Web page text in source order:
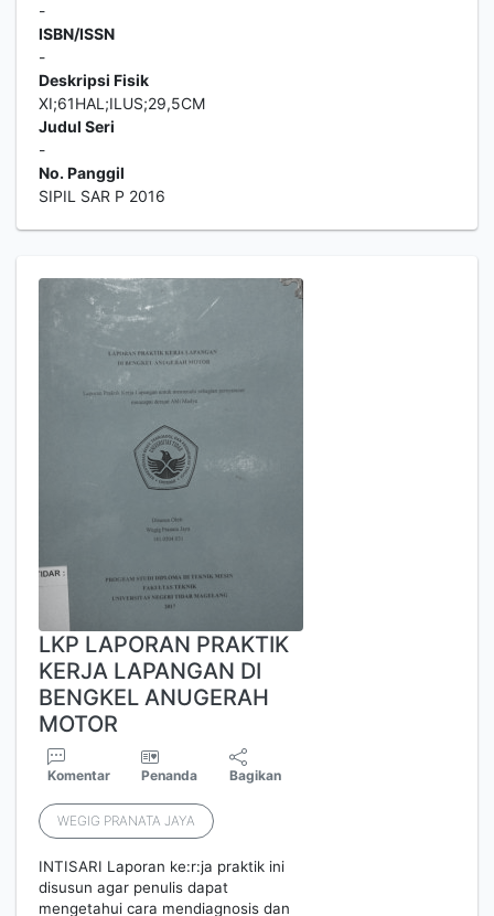
-
ISBN/ISSN
-
Deskripsi Fisik
XI;61HAL;ILUS;29,5CM
Judul Seri
-
No. Panggil
SIPIL SAR P 2016
LKP LAPORAN PRAKTIK
KERJA LAPANGAN DI
BENGKEL ANUGERAH
MOTOR
Komentar Penanda Bagikan
WEGIG PRANATA JAYA
INTISARI Laporan ke:r:ja praktik ini
disusun agar penulis dapat
mengetahui cara mendiagnosis dan